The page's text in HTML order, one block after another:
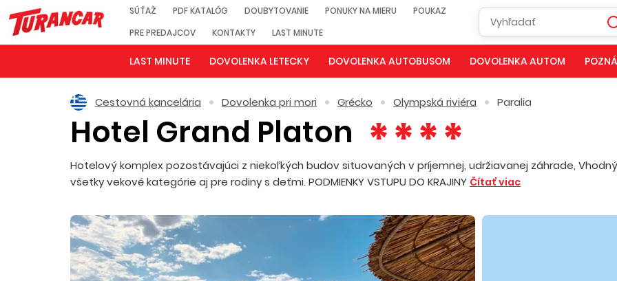
SÚŤAŽ PDF KATALÓG DOUBYTOVANIE PONUKY NA MIERU
POUKAZ
PRE PREDAJCOV
KONTAKTY LAST MINUTE
LAST MINUTE DOVOLENKA LETECKY DOVOLENKA AUTOBUSOM DOVOLENKA AUTOM
Cestovná kancelária Dovolenka pri mori Grécko Olympská riviéra Paralia
Hotel Grand Platon
Hotelový komplex pozostávajúci z niekoľkých budov situovaných v príjemnej, udržiavanej záhrade,
všetky vekové kategórie aj pre rodiny s deťmi. PODMIENKY VSTUPU DO KRAJINY Čítať viac